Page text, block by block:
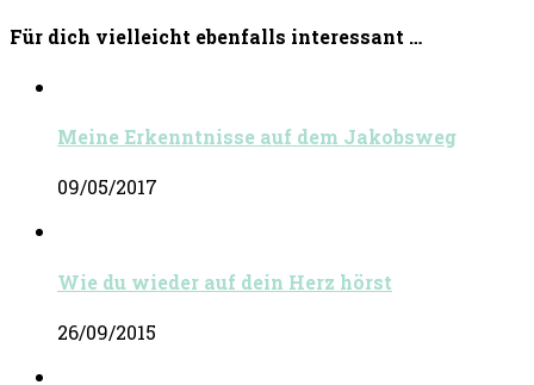
Für dich vielleicht ebenfalls interessant …
Meine Erkenntnisse auf dem Jakobsweg
09/05/2017
Wie du wieder auf dein Herz hörst
26/09/2015